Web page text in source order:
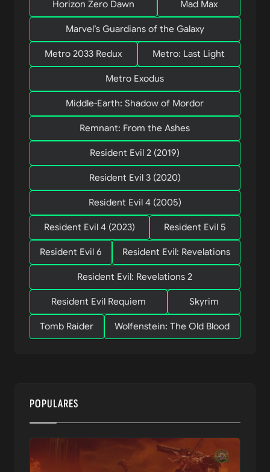
Horizon Zero Dawn Mad Max
Marvel’s Guardians of the Galaxy
Metro 2033 Redux Metro: Last Light
Metro Exodus
Middle-Earth: Shadow of Mordor
Remnant: From the Ashes
Resident Evil 2 (2019)
Resident Evil 3 (2020)
Resident Evil 4 (2005)
Resident Evil 4 (2023) Resident Evil 5
Resident Evil 6 Resident Evil: Revelations
Resident Evil: Revelations 2
Resident Evil Requiem Skyrim
Tomb Raider Wolfenstein: The Old Blood
POPULARES